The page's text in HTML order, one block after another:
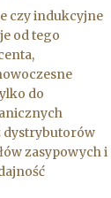
czy indukcyjne
od tego
do
dystrybutorów
zasypowych i